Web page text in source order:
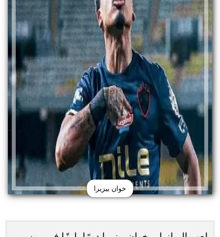
خوان بيزيرا